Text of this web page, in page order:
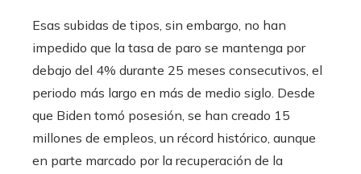
Esas subidas de tipos, sin embargo, no han
impedido que la tasa de paro se mantenga por
debajo del 4% durante 25 meses consecutivos, el
periodo más largo en más de medio siglo. Desde
que Biden tomó posesión, se han creado 15
millones de empleos, un récord histórico, aunque
en parte marcado por la recuperación de la